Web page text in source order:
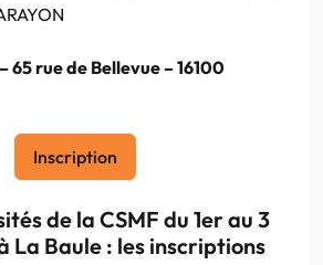
65 rue de Bellevue – 16100
Inscription
de la CSMF du 1er au 3
La Baule : les inscriptions